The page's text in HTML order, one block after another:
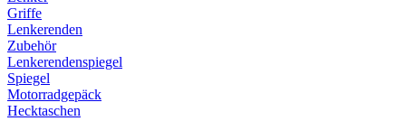
Griffe
Lenkerenden
Zubehör
Lenkerendenspiegel
Spiegel
Motorradgepäck
Hecktaschen